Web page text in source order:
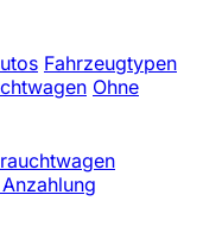
Fahrzeugtypen
Ohne